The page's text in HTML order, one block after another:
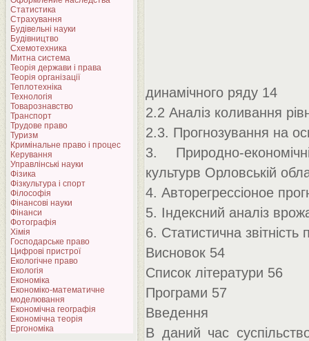
Статистика
Страхування
Будівельні науки
Будівництво
Схемотехника
Митна система
Теорія держави і права
Теорія організації
Теплотехніка
Технологія
Товарознавство
Транспорт
Трудове право
Туризм
Кримінальне право і процес
Керування
Управлінські науки
Фізика
Фізкультура і спорт
Філософія
Фінансові науки
Фінанси
Фотографія
Хімія
Господарське право
Цифрові пристрої
Екологічне право
Екологія
Економіка
Економіко-математичне
моделювання
Економічна географія
Економічна теорія
Ергономіка
динамічного ряду 14
2.2 Аналіз коливання
2.3. Прогнозування на
3. Природно-
культурв Орловській
4. Авторегрессіоное
5. Індексний аналіз
6. Статистична
Висновок 54
Список літератури 56
Програми 57
Введення
В даний час